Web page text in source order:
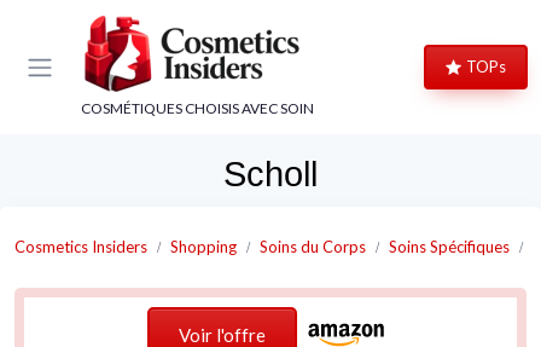
COSMÉTIQUES CHOISIS AVEC SOIN
TOPs
Scholl
Cosmetics Insiders Shopping Soins du Corps Soins Spécifiques
Voir l'offre
Panneau de gestion des cookies